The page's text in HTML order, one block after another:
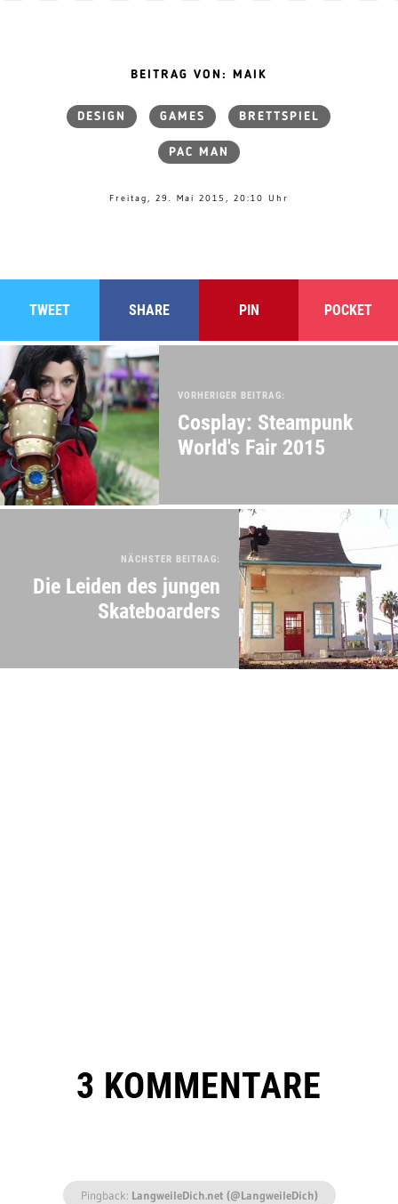
BEITRAG VON: MAIK
DESIGN GAMES BRETTSPIEL
PAC MAN
Freitag, 29. Mai 2015, 20:10 Uhr
TWEET SHARE PIN POCKET
VORHERIGER BEITRAG:
Cosplay: Steampunk
World's Fair 2015
NÄCHSTER BEITRAG:
Die Leiden des jungen
Skateboarders
3 KOMMENTARE
Pingback: LangweileDich.net (@LangweileDich)